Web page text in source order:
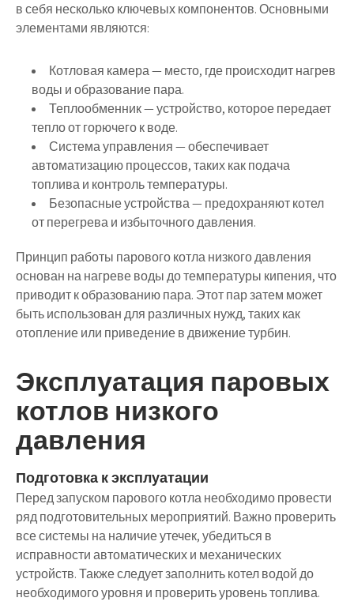
в себя несколько ключевых компонентов. Основными
элементами являются:
Котловая камера— место, где происходит нагрев
воды и образование пара.
Теплообменник— устройство, которое передает
тепло от горючего к воде.
Система управления— обеспечивает
автоматизацию процессов, таких как подача
топлива и контроль температуры.
Безопасные устройства— предохраняют котел
от перегрева и избыточного давления.
Принцип работы парового котла низкого давления
основан на нагреве воды до температуры кипения, что
приводит к образованию пара. Этот пар затем может
быть использован для различных нужд, таких как
отопление или приведение в движение турбин.
Эксплуатация паровых
котлов низкого
давления
Подготовка к эксплуатации
Перед запуском парового котла необходимо провести
ряд подготовительных мероприятий. Важно проверить
все системы на наличие утечек, убедиться в
исправности автоматических и механических
устройств. Также следует заполнить котел водой до
необходимого уровня и проверить уровень топлива.